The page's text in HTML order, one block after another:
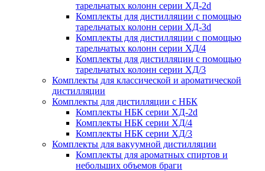
тарельчатых колонн серии ХД-2d
Комплекты для дистилляции с помощью
тарельчатых колонн серии ХД-3d
Комплекты для дистилляции с помощью
тарельчатых колонн серии ХД/4
Комплекты для дистилляции с помощью
тарельчатых колонн серии ХД/3
Комплекты для классической и ароматической
дистилляции
Комплекты для дистилляции с НБК
Комплекты НБК серии ХД-2d
Комплекты НБК серии ХД/4
Комплекты НБК серии ХД/3
Комплекты для вакуумной дистилляции
Комплекты для ароматных спиртов и
небольших объемов браги